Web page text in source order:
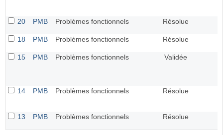
20 PMB Problèmes fonctionnels Résolue
18 PMB Problèmes fonctionnels Résolue
15 PMB Problèmes fonctionnels Validée
14 PMB Problèmes fonctionnels Résolue
13 PMB Problèmes fonctionnels Résolue